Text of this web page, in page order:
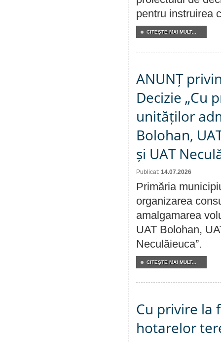
pentru instruirea
CITEŞTE MAI MULT...
ANUNȚ
Decizie „Cu
unităților
Bolohan,
și UAT
Publicat: 14.07.2026
Primăria
organizarea
amalgamarea
UAT Bolohan,
Neculăieuca”.
CITEŞTE MAI MULT...
Cu privire la
hotarelor